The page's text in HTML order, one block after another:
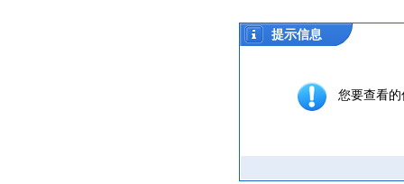
提示信息
您要查看